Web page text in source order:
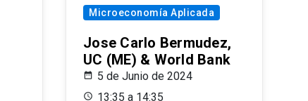
Microeconomía Aplicada
Jose Carlo Bermudez,
UC (ME) & World Bank
5 de Junio de 2024
13:35 a 14:35